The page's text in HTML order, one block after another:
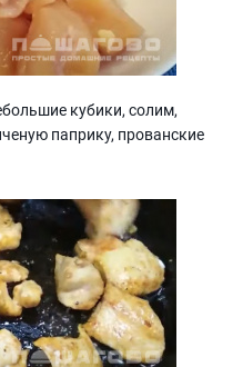
кубики, солим,
паприку, прованские